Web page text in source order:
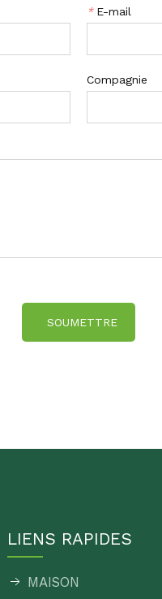
* E-mail
Compagnie
SOUMETTRE
LIENS RAPIDES
MAISON